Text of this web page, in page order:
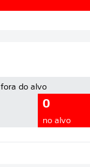
fora do alvo
0
no alvo